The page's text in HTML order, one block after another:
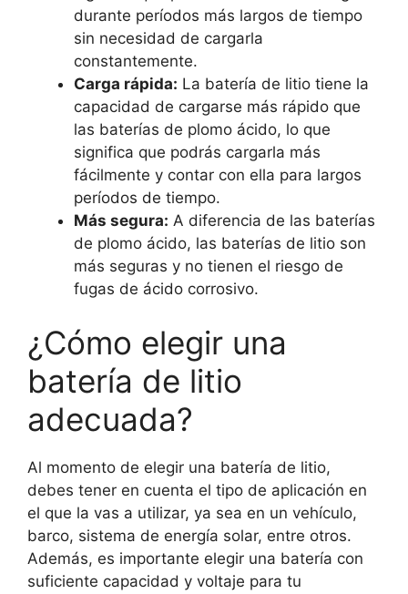
durante períodos más largos de tiempo
sin necesidad de cargarla
constantemente.
Carga rápida: La batería de litio tiene la
capacidad de cargarse más rápido que
las baterías de plomo ácido, lo que
significa que podrás cargarla más
fácilmente y contar con ella para largos
períodos de tiempo.
Más segura: A diferencia de las baterías
de plomo ácido, las baterías de litio son
más seguras y no tienen el riesgo de
fugas de ácido corrosivo.
¿Cómo elegir una
batería de litio
adecuada?
Al momento de elegir una batería de litio,
debes tener en cuenta el tipo de aplicación en
el que la vas a utilizar, ya sea en un vehículo,
barco, sistema de energía solar, entre otros.
Además, es importante elegir una batería con
suficiente capacidad y voltaje para tu